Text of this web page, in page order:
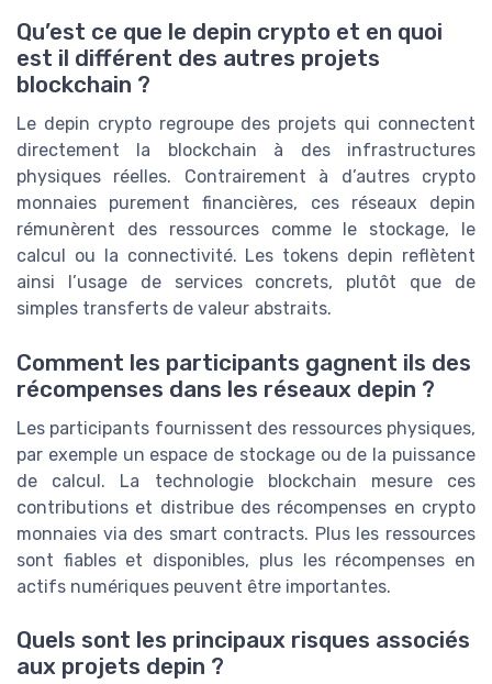
Qu’est ce que le depin crypto et en quoi
est il différent des autres projets
blockchain ?
Le depin crypto regroupe des projets qui connectent
directement la blockchain à des infrastructures
physiques réelles. Contrairement à d’autres crypto
monnaies purement financières, ces réseaux depin
rémunèrent des ressources comme le stockage, le
calcul ou la connectivité. Les tokens depin reflètent
ainsi l’usage de services concrets, plutôt que de
simples transferts de valeur abstraits.
Comment les participants gagnent ils des
récompenses dans les réseaux depin ?
Les participants fournissent des ressources physiques,
par exemple un espace de stockage ou de la puissance
de calcul. La technologie blockchain mesure ces
contributions et distribue des récompenses en crypto
monnaies via des smart contracts. Plus les ressources
sont fiables et disponibles, plus les récompenses en
actifs numériques peuvent être importantes.
Quels sont les principaux risques associés
aux projets depin ?